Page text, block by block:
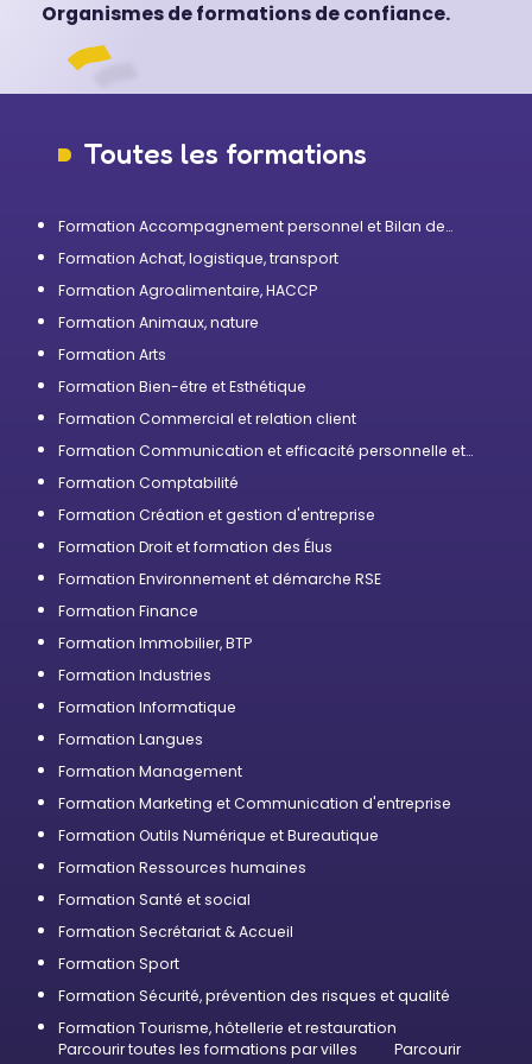
Organismes de formations de confiance.
Toutes les formations
Formation Accompagnement personnel et Bilan de
Formation Achat, logistique, transport
Formation Agroalimentaire, HACCP
Formation Animaux, nature
Formation Arts
Formation Bien-être et Esthétique
Formation Commercial et relation client
Formation Communication et efficacité personnelle et
Formation Comptabilité
Formation Création et gestion d'entreprise
Formation Droit et formation des Élus
Formation Environnement et démarche RSE
Formation Finance
Formation Immobilier, BTP
Formation Industries
Formation Informatique
Formation Langues
Formation Management
Formation Marketing et Communication d'entreprise
Formation Outils Numérique et Bureautique
Formation Ressources humaines
Formation Santé et social
Formation Secrétariat & Accueil
Formation Sport
Formation Sécurité, prévention des risques et qualité
Formation Tourisme, hôtellerie et restauration
Parcourir toutes les formations par villes
Parcourir